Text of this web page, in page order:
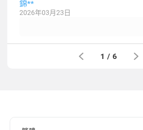
錦**
2026年03月23日
1 / 6